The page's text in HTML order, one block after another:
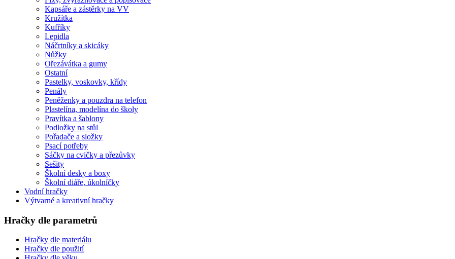
Kapsáře a zástěrky na VV
Kružítka
Kufříky
Lepidla
Náčrtníky a skicáky
Nůžky
Ořezávátka a gumy
Ostatní
Pastelky, voskovky, křídy
Penály
Peněženky a pouzdra na telefon
Plastelína, modelína do školy
Pravítka a šablony
Podložky na stůl
Pořadače a složky
Psací potřeby
Sáčky na cvičky a přezůvky
Sešity
Školní desky a boxy
Školní diáře, úkolníčky
Vodní hračky
Výtvarné a kreativní hračky
Hračky dle parametrů
Hračky dle materiálu
Hračky dle použití